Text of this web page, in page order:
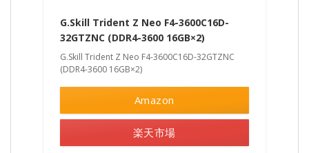
G.Skill Trident Z Neo F4-3600C16D-
32GTZNC (DDR4-3600 16GB×2)
G.Skill Trident Z Neo F4-3600C16D-32GTZNC
(DDR4-3600 16GB×2)
Amazon
楽天市場